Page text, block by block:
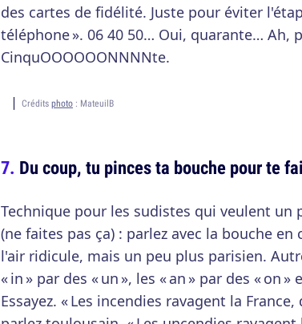
des cartes de fidélité. Juste pour éviter
téléphone ». 06 40 50… Oui, quarante… Ah,
CinquOOOOOONNNNte.
Crédits photo : MateuilB
Du coup, tu pinces ta bouche pour te
Technique pour les sudistes qui veulent un
(ne faites pas ça) : parlez avec la bouche en
l'air ridicule, mais un peu plus parisien.
« in » par des « un », les « an » par des « on »
Essayez. « Les incendies ravagent la